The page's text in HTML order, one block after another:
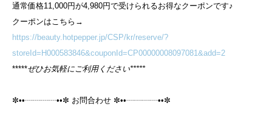
通常価格11,000円が4,980円で受けられるお得なクーポンです♪
クーポンはこちら→
https://beauty.hotpepper.jp/CSP/kr/reserve/?
storeId=H000583846&couponId=CP00000008097081&add=2
*****ぜひお気軽にご利用ください*****
✼••┈┈┈┈••✼ お問合わせ ✼••┈┈┈┈••✼